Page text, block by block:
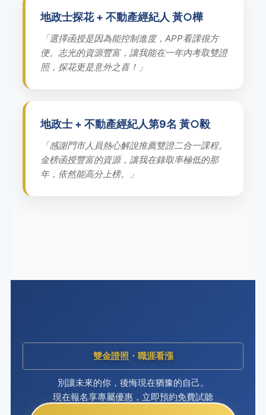
地政士探花 + 不動產經紀人 黃○樺
「選擇函授是因為能控制進度，APP看課很方
便。志光的資源豐富，讓我能在一年內考取雙證
照，探花更是意外之喜！」
地政士 + 不動產經紀人第9名 黃○毅
「感謝門市人員熱心解說推薦雙證二合一課程。
金榜函授豐富的資源，讓我在錄取率極低的那
年，依然能高分上榜。」
雙金證照・職涯看漲
別讓未來的你，後悔現在猶豫的自己。
現在報名享專屬優惠，立即預約免費試聽